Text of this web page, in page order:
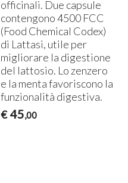
officinali. Due capsule
contengono 4500 FCC
(Food Chemical Codex)
di Lattasi, utile per
migliorare la digestione
del lattosio. Lo zenzero
e la menta favoriscono la
funzionalità digestiva.
€ 45,00